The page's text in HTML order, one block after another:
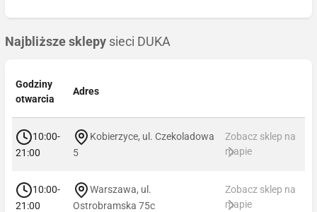
Najbliższe sklepy sieci DUKA
Godziny
otwarcia
Adres
10:00-
21:00
Kobierzyce, ul. Czekoladowa
5
Zobacz sklep na
mapie
10:00-
21:00
Warszawa, ul.
Ostrobramska 75c
Zobacz sklep na
mapie